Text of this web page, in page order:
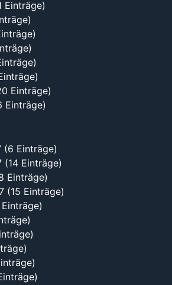
Einträge)
Einträge)
Einträge)
(6 Einträge)
(14 Einträge)
Einträge)
(15 Einträge)